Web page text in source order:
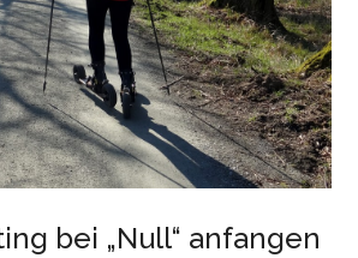
bei „Null“ anfangen